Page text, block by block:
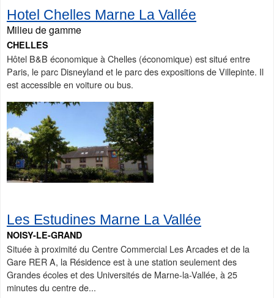
Hotel Chelles Marne La Vallée
Milieu de gamme
CHELLES
Hôtel B&B économique à Chelles (économique) est situé entre
Paris, le parc Disneyland et le parc des expositions de Villepinte. Il
est accessible en voiture ou bus.
Les Estudines Marne La Vallée
NOISY-LE-GRAND
Située à proximité du Centre Commercial Les Arcades et de la
Gare RER A, la Résidence est à une station seulement des
Grandes écoles et des Universités de Marne-la-Vallée, à 25
minutes du centre de...